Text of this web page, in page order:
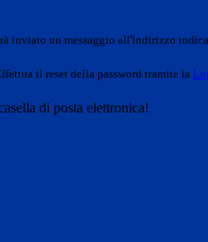
inviato un messaggio all'indirizzo
il reset della password tramite la
di posta elettronica!